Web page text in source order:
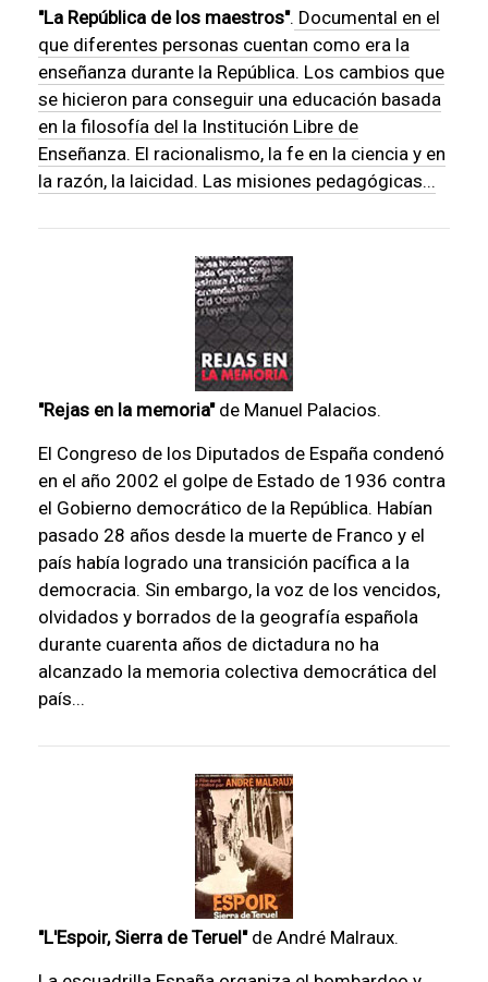
"La República de los maestros". Documental en el
que diferentes personas cuentan como era la
enseñanza durante la República. Los cambios que
se hicieron para conseguir una educación basada
en la filosofía del la Institución Libre de
Enseñanza. El racionalismo, la fe en la ciencia y en
la razón, la laicidad. Las misiones pedagógicas...
"Rejas en la memoria"de Manuel Palacios.
El Congreso de los Diputados de España condenó
en el año 2002 el golpe de Estado de 1936 contra
el Gobierno democrático de la República. Habían
pasado 28 años desde la muerte de Franco y el
país había logrado una transición pacífica a la
democracia. Sin embargo, la voz de los vencidos,
olvidados y borrados de la geografía española
durante cuarenta años de dictadura no ha
alcanzado la memoria colectiva democrática del
país...
"L'Espoir, Sierra de Teruel"de André Malraux.